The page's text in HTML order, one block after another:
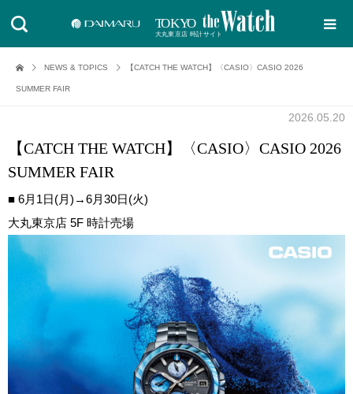
NEWS & TOPICS 【CATCH THE WATCH】〈CASIO〉CASIO 2026
SUMMER FAIR
2026.05.20
【CATCH THE WATCH】〈CASIO〉CASIO 2026
SUMMER FAIR
■ 6月1日(月)→6月30日(火)
大丸東京店 5F 時計売場